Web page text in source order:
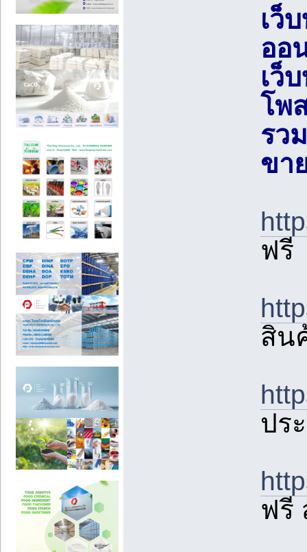
เว็
ออ
เว็
โพ
รว
ขา
ฟรี
สิน
ปร
ฟรี